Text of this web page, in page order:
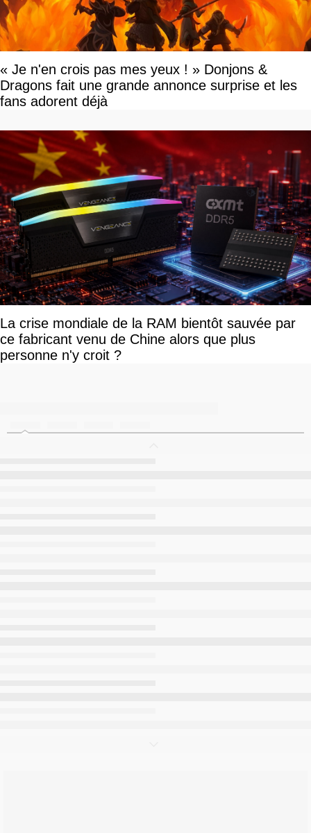
« Je n'en crois pas mes yeux ! » Donjons &
Dragons fait une grande annonce surprise et les
fans adorent déjà
La crise mondiale de la RAM bientôt sauvée par
ce fabricant venu de Chine alors que plus
personne n'y croit ?